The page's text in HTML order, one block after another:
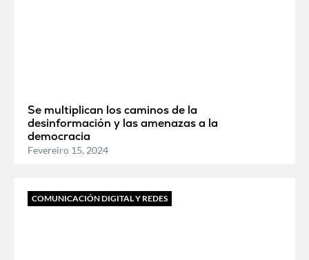
Se multiplican los caminos de la
desinformación y las amenazas a la
democracia
Fevereiro 15, 2024
COMUNICACIÓN DIGITAL Y REDES